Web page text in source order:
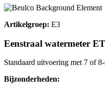
Artikelgroep: E3
Eenstraal watermeter
Standaard uitvoering met 7 of
Bijzonderheden: